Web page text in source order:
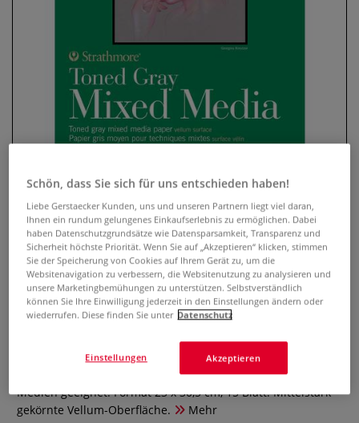
Strathmore® 400 Recycled Toned
Mixed Media Block, Grau
Mit kräftigem Papier (300 g/qm) im kühlen Grauton ideal für
Trocken- sowie Nasstechniken mit hellen und dunklen
Medien geeignet. Format 23 x 30,5 cm, 15 Blatt. Mittelstark
gekörnte Vellum-Oberfläche.
Mehr
Schön, dass Sie sich für uns entschieden haben!
Liebe Gerstaecker Kunden, uns und unseren Partnern liegt viel daran,
Ihnen ein rundum gelungenes Einkaufserlebnis zu ermöglichen. Dabei
haben Datenschutzgrundsätze wie Datensparsamkeit, Transparenz und
Sicherheit höchste Priorität. Wenn Sie auf „Akzeptieren“ klicken, stimmen
Sie der Speicherung von Cookies auf Ihrem Gerät zu, um die
Websitenavigation zu verbessern, die Websitenutzung zu analysieren und
unsere Marketingbemühungen zu unterstützen. Selbstverständlich
können Sie Ihre Einwilligung jederzeit in den Einstellungen ändern oder
wiederrufen. Diese finden Sie unter Datenschutz
Akzeptieren
Einstellungen